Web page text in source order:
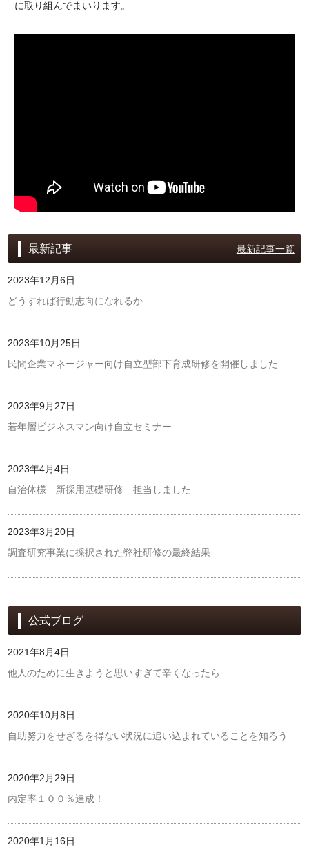
に取り組んでまいります。
最新記事 最新記事一覧
2023年12月6日
どうすれば行動志向になれるか
2023年10月25日
民間企業マネージャー向け自立型部下育成研修を開催しました
2023年9月27日
若年層ビジネスマン向け自立セミナー
2023年4月4日
自治体様 新採用基礎研修 担当しました
2023年3月20日
調査研究事業に採択された弊社研修の最終結果
公式ブログ
2021年8月4日
他人のために生きようと思いすぎて辛くなったら
2020年10月8日
自助努力をせざるを得ない状況に追い込まれていることを知ろう
2020年2月29日
内定率１００％達成！
2020年1月16日